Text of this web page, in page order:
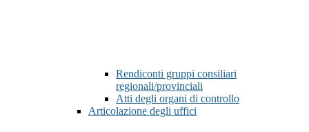
Rendiconti gruppi consiliari
regionali/provinciali
Atti degli organi di controllo
Articolazione degli uffici